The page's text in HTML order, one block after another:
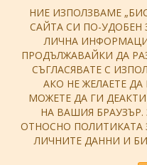
НИЕ ИЗПОЛЗВАМЕ
САЙТА СИ ПО-УДОБЕН
ЛИЧНА
ПРОДЪЛЖАВАЙКИ ДА
СЪГЛАСЯВАТЕ С
АКО НЕ ЖЕЛАЕТЕ
МОЖЕТЕ ДА ГИ
НА ВАШИЯ
ОТНОСНО ПОЛИТИКАТА
ЛИЧНИТЕ ДАННИ И